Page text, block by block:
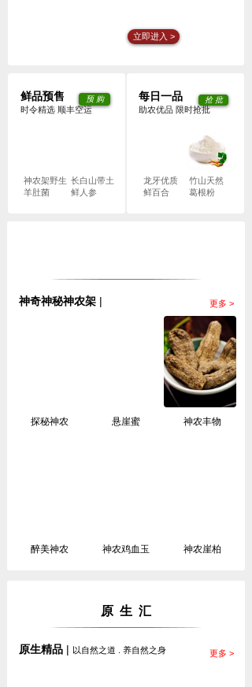
立即进入 >
鲜品预售
时令精选 顺丰空运
每日一品
助农优品 限时抢批
预 购 抢 批
长白山带土
鲜人参
竹山天然
葛根粉
神农架野生
羊肚菌
龙牙优质
鲜百合
神奇神秘神农架 | 更多 >
悬崖蜜
探秘神农 神农丰物
神农崖柏
神农鸡血玉
醉美神农
原 生 汇
原生精品 | 以自然之道 . 养自然之身 更多 >